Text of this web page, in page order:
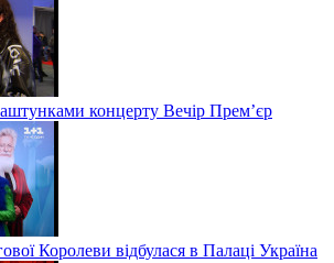
концерту Вечір Прем’єр
Королеви відбулася в Палаці Україна